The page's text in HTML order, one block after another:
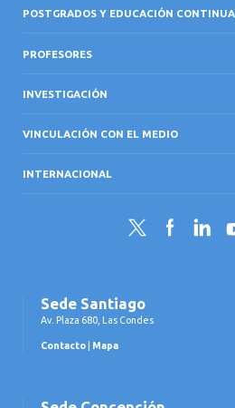
POSTGRADOS Y EDUCACIÓN CONTINUA
PROFESORES
INVESTIGACIÓN
VINCULACIÓN CON EL MEDIO
INTERNACIONAL
Twitter FacebookLinkedIn
Sede Santiago
Av. Plaza 680, Las Condes
Contacto Mapa